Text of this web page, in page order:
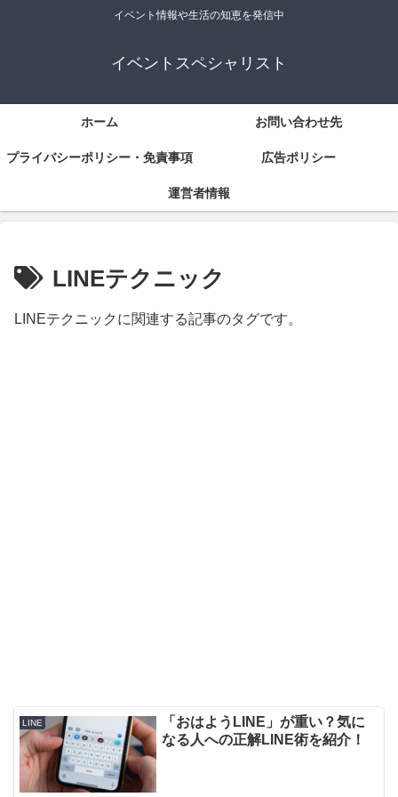
イベント情報や生活の知恵を発信中
イベントスペシャリスト
ホーム お問い合わせ先
プライバシーポリシー・免責事項 広告ポリシー
運営者情報
LINEテクニック
LINEテクニックに関連する記事のタグです。
LINE
「おはようLINE」が重い？気に
なる人への正解LINE術を紹介！